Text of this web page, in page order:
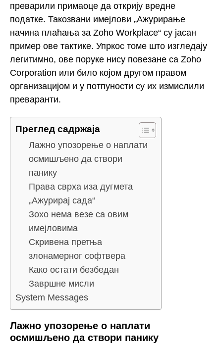
преварили примаоце да открију вредне
податке. Такозвани имејлови „Ажурирање
начина плаћања за Zoho Workplace“ су јасан
пример ове тактике. Упркос томе што изгледају
легитимно, ове поруке нису повезане са Zoho
Corporation или било којом другом правом
организацијом и у потпуности су их измислили
преваранти.
Преглед садржаја
Лажно упозорење о наплати
осмишљено да створи
панику
Права сврха иза дугмета
„Ажурирај сада“
Зохо нема везе са овим
имејловима
Скривена претња
злонамерног софтвера
Како остати безбедан
Завршне мисли
System Messages
Лажно упозорење о наплати
осмишљено да створи панику